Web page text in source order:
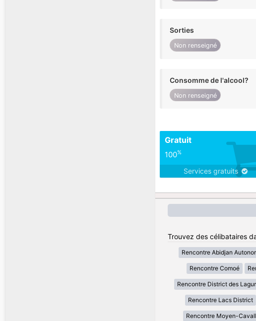
Sorties
Non renseigné
Consomme de l'alcool?
Non renseigné
Gratuit
100%
Services gratuits
Trouvez des célibataires
Rencontre Abidjan
Rencontre Comoé
Rencontre District des
Rencontre Lacs District
Rencontre Moyen-